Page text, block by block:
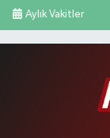
Aylık Vakitler